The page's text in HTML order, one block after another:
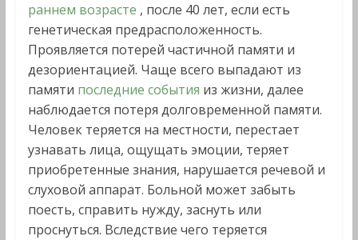
раннем возрасте , после 40 лет, если есть
генетическая предрасположенность.
Проявляется потерей частичной памяти и
дезориентацией. Чаще всего выпадают из
памяти последние события из жизни, далее
наблюдается потеря долговременной памяти.
Человек теряется на местности, перестает
узнавать лица, ощущать эмоции, теряет
приобретенные знания, нарушается речевой и
слуховой аппарат. Больной может забыть
поесть, справить нужду, заснуть или
проснуться. Вследствие чего теряется